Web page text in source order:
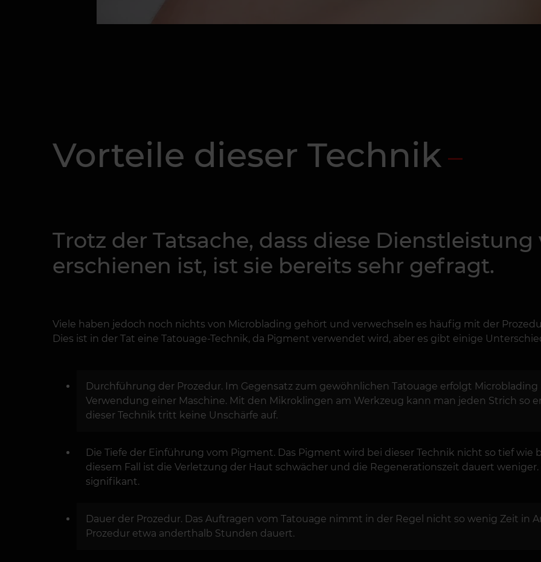
Vorteile dieser Technik
Trotz der Tatsache, dass diese
erschienen ist, ist sie bereits sehr gefragt.
Viele haben jedoch noch nichts von Microblading gehört und verwechseln es häufig mit der
Dies ist in der Tat eine Tatouage-Technik, da Pigment verwendet wird, aber es gibt einige
Durchführung der Prozedur. Im Gegensatz zum gewöhnlichen Tatouage erfolgt
Verwendung einer Maschine. Mit den Mikroklingen am Werkzeug kann man jeden Strich so
dieser Technik tritt keine Unschärfe auf.
Die Tiefe der Einführung vom Pigment. Das Pigment wird bei dieser Technik nicht so tief
diesem Fall ist die Verletzung der Haut schwächer und die Regenerationszeit dauert
signifikant.
Dauer der Prozedur. Das Auftragen vom Tatouage nimmt in der Regel nicht so wenig Zeit in
Prozedur etwa anderthalb Stunden dauert.